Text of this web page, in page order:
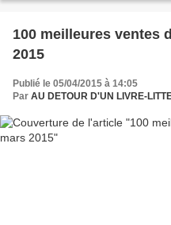
100 meilleures ventes
2015
Publié le 05/04/2015 à 14:05
Par AU DETOUR D'UN LIVRE-